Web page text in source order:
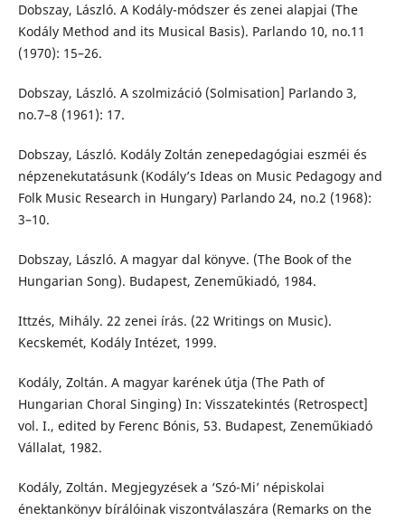
Dobszay, László. A Kodály-módszer és zenei alapjai (The
Kodály Method and its Musical Basis). Parlando 10, no.11
(1970): 15–26.
Dobszay, László. A szolmizáció (Solmisation] Parlando 3,
no.7–8 (1961): 17.
Dobszay, László. Kodály Zoltán zenepedagógiai eszméi és
népzenekutatásunk (Kodály’s Ideas on Music Pedagogy and
Folk Music Research in Hungary) Parlando 24, no.2 (1968):
3–10.
Dobszay, László. A magyar dal könyve. (The Book of the
Hungarian Song). Budapest, Zeneműkiadó, 1984.
Ittzés, Mihály. 22 zenei írás. (22 Writings on Music).
Kecskemét, Kodály Intézet, 1999.
Kodály, Zoltán. A magyar karének útja (The Path of
Hungarian Choral Singing) In: Visszatekintés (Retrospect]
vol. I., edited by Ferenc Bónis, 53. Budapest, Zeneműkiadó
Vállalat, 1982.
Kodály, Zoltán. Megjegyzések a ‘Szó-Mi’ népiskolai
énektankönyv bírálóinak viszontválaszára (Remarks on the